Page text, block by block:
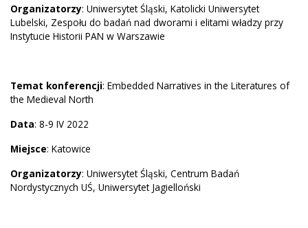
Organizatorzy: Uniwersytet Śląski, Katolicki Uniwersytet
Lubelski, Zespołu do badań nad dworami i elitami władzy przy
Instytucie Historii PAN w Warszawie
Temat konferencji: Embedded Narratives in the Literatures of
the Medieval North
Data: 8-9 IV 2022
Miejsce: Katowice
Organizatorzy: Uniwersytet Śląski, Centrum Badań
Nordystycznych UŚ, Uniwersytet Jagielloński